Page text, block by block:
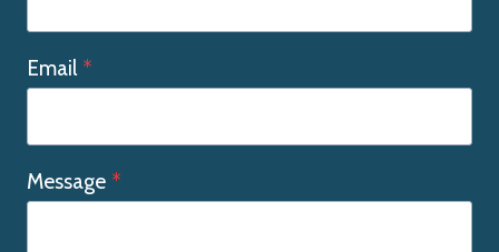
Email *
Message *